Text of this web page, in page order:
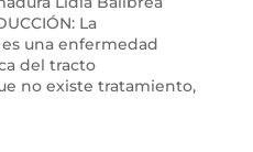
La
es una enfermedad
del tracto
no existe tratamiento,